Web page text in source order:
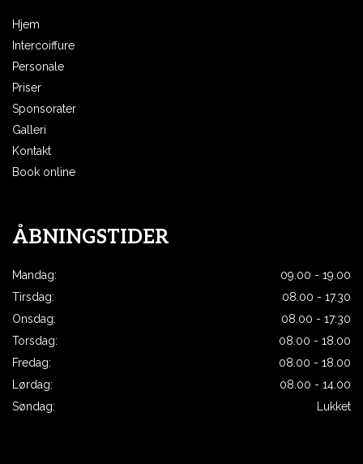
Hjem
Intercoiffure
Personale
Priser
Sponsorater
Galleri
Kontakt
Book online
ÅBNINGSTIDER
Mandag:
09.00 - 19.00
Tirsdag:
08.00 - 17.30
Onsdag:
08.00 - 17:30
Torsdag:
08.00 - 18.00
Fredag:
08.00 - 18.00
Lørdag:
08.00 - 14.00
Søndag:
Lukket